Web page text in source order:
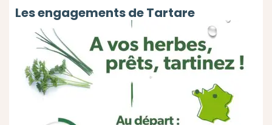
Les engagements de Tartare